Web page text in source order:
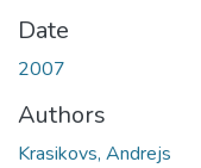
Date
2007
Authors
Krasikovs, Andrejs